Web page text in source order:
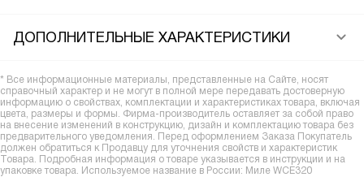
ДОПОЛНИТЕЛЬНЫЕ ХАРАКТЕРИСТИКИ
* Все информационные материалы, представленные на Сайте, носят
справочный характер и не могут в полной мере передавать достоверную
информацию о свойствах, комплектации и характеристиках товара, включая
цвета, размеры и формы. Фирма-производитель оставляет за собой право
на внесение изменений в конструкцию, дизайн и комплектацию товара без
предварительного уведомления. Перед оформлением Заказа Покупатель
должен обратиться к Продавцу для уточнения свойств и характеристик
Товара. Подробная информация о товаре указывается в инструкции и на
упаковке товара. Используемое название в России: Миле WCE320